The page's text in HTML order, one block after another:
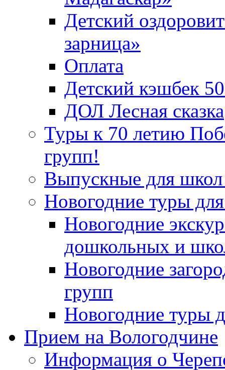
Детский
зарница»
Оплата
Детский кэшбек
ДОЛ Лесная сказка
Туры к 70 летию
групп!
Выпускные для школ
Новогодние туры
Новогодние
дошкольных и
Новогодние
групп
Новогодние туры
Прием на Вологодчине
Информация о